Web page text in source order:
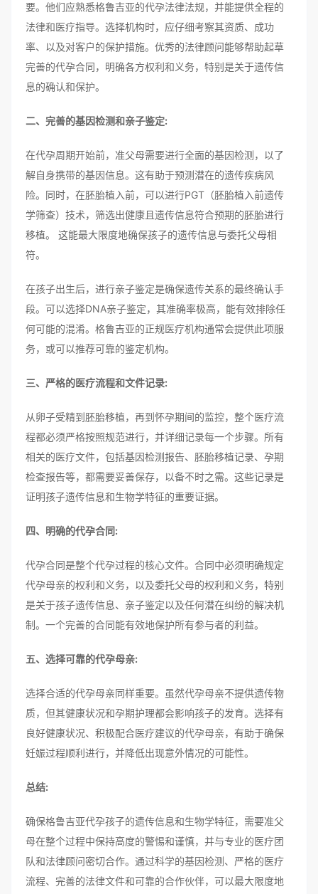
要。他们应熟悉格鲁吉亚的代孕法律法规，并能提供全程的
法律和医疗指导。选择机构时，应仔细考察其资质、成功
率、以及对客户的保护措施。优秀的法律顾问能够帮助起草
完善的代孕合同，明确各方权利和义务，特别是关于遗传信
息的确认和保护。
二、完善的基因检测和亲子鉴定:
在代孕周期开始前，准父母需要进行全面的基因检测，以了
解自身携带的基因信息。这有助于预测潜在的遗传疾病风
险。同时，在胚胎植入前，可以进行PGT（胚胎植入前遗传
学筛查）技术，筛选出健康且遗传信息符合预期的胚胎进行
移植。 这能最大限度地确保孩子的遗传信息与委托父母相
符。
在孩子出生后，进行亲子鉴定是确保遗传关系的最终确认手
段。可以选择DNA亲子鉴定，其准确率极高，能有效排除任
何可能的混淆。格鲁吉亚的正规医疗机构通常会提供此项服
务，或可以推荐可靠的鉴定机构。
三、严格的医疗流程和文件记录:
从卵子受精到胚胎移植，再到怀孕期间的监控，整个医疗流
程都必须严格按照规范进行，并详细记录每一个步骤。所有
相关的医疗文件，包括基因检测报告、胚胎移植记录、孕期
检查报告等，都需要妥善保存，以备不时之需。这些记录是
证明孩子遗传信息和生物学特征的重要证据。
四、明确的代孕合同:
代孕合同是整个代孕过程的核心文件。合同中必须明确规定
代孕母亲的权利和义务，以及委托父母的权利和义务，特别
是关于孩子遗传信息、亲子鉴定以及任何潜在纠纷的解决机
制。一个完善的合同能有效地保护所有参与者的利益。
五、选择可靠的代孕母亲:
选择合适的代孕母亲同样重要。虽然代孕母亲不提供遗传物
质，但其健康状况和孕期护理都会影响孩子的发育。选择有
良好健康状况、积极配合医疗建议的代孕母亲，有助于确保
妊娠过程顺利进行，并降低出现意外情况的可能性。
总结:
确保格鲁吉亚代孕孩子的遗传信息和生物学特征，需要准父
母在整个过程中保持高度的警惕和谨慎，并与专业的医疗团
队和法律顾问密切合作。通过科学的基因检测、严格的医疗
流程、完善的法律文件和可靠的合作伙伴，可以最大限度地